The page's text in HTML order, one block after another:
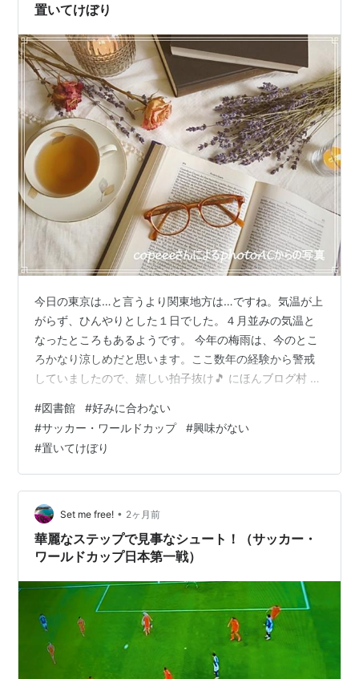
に似てるというので…
置いてけぼり
今日の東京は…と言うより関東地方は…ですね。気温が上
がらず、ひんやりとした１日でした。４月並みの気温と
なったところもあるようです。 今年の梅雨は、今のとこ
ろかなり涼しめだと思います。ここ数年の経験から警戒
していましたので、嬉しい拍子抜け🎵 にほんブログ村 図
た。ちょっと凹んでいます。 予約した時点での待ち人数
は、80人くらいと200人くらいでした。人気のある本と
いうことですよね。１冊は初めて読む作家さんでしたけ
れど、もう１冊は何冊か読んでいる作家さんでした。多
くの賞も取っている、人気作家さんです。 図書館に予約
する本は、事前に書店で手に取って《読…
#図書館 #好みに合わない
#サッカー・ワールドカップ #興味がない
#置いてけぼり
Set me free! • 2ヶ月前
華麗なステップで見事なシュート！（サッカー・
ワールドカップ日本第一戦）